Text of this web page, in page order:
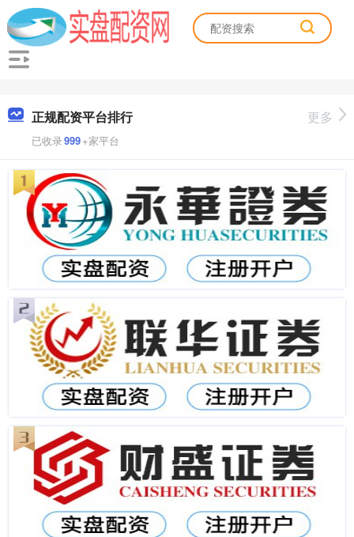
正规配资平台排行
已收录999+家平台
更多